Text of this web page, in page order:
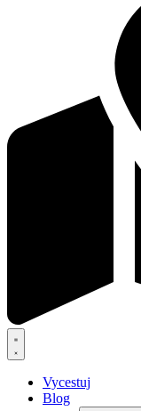
Vycestuj
Blog